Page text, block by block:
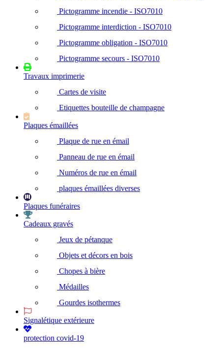
Pictogramme incendie - ISO7010
Pictogramme interdiction - ISO7010
Pictogramme obligation - ISO7010
Pictogramme secours - ISO7010
Travaux imprimerie
Cartes de visite
Etiquettes bouteille de champagne
Plaques émaillées
Plaque de rue en émail
Panneau de rue en émail
Numéros de rue en émail
plaques émaillées diverses
Plaques funéraires
Cadeaux gravés
Jeux de pétanque
Objets et décors en bois
Chopes à bière
Médailles
Gourdes isothermes
Signalétique extérieure
protection covid-19